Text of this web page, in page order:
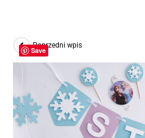
Poprzedni wpis
Save